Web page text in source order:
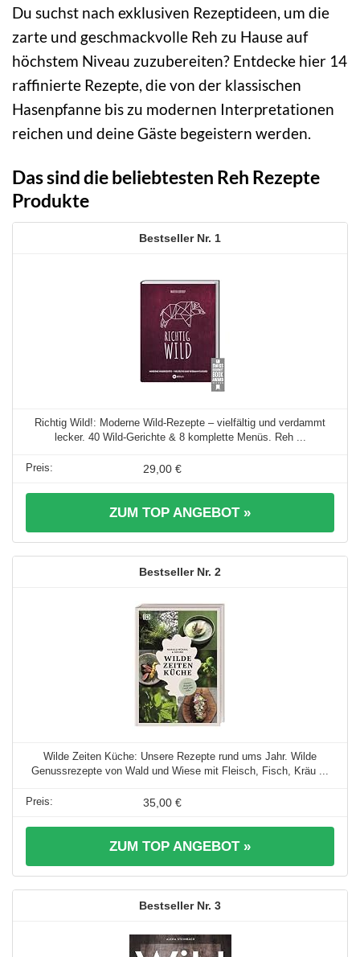
Du suchst nach exklusiven Rezeptideen, um die
zarte und geschmackvolle Reh zu Hause auf
höchstem Niveau zuzubereiten? Entdecke hier 14
raffinierte Rezepte, die von der klassischen
Hasenpfanne bis zu modernen Interpretationen
reichen und deine Gäste begeistern werden.
Das sind die beliebtesten Reh Rezepte
Produkte
1
Richtig Wild!: Moderne Wild-Rezepte – vielfältig und verdammt
lecker. 40 Wild-Gerichte & 8 komplette Menüs. Reh ...
29,00 €
ZUM TOP ANGEBOT »
2
Wilde Zeiten Küche: Unsere Rezepte rund ums Jahr. Wilde
Genussrezepte von Wald und Wiese mit Fleisch, Fisch, Kräu ...
35,00 €
ZUM TOP ANGEBOT »
3